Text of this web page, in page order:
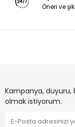
Öneri ve
Kampanya,
olmak istiyorum.